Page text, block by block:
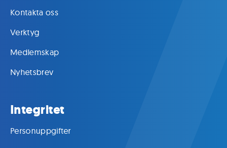
Kontakta oss
Verktyg
Medlemskap
Nyhetsbrev
Integritet
Personuppgifter